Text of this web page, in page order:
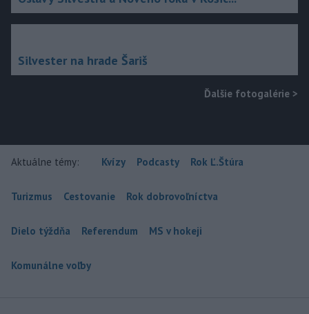
Silvester na hrade Šariš
Ďalšie fotogalérie >
Aktuálne témy: Kvízy Podcasty Rok Ľ.Štúra
Turizmus Cestovanie Rok dobrovoľníctva
Dielo týždňa Referendum MS v hokeji
Komunálne voľby